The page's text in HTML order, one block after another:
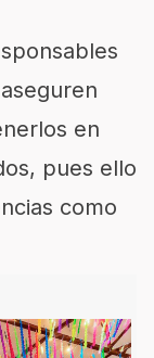
en
pues ello
como